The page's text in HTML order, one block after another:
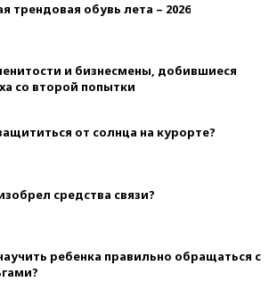
трендовая обувь лета – 2026
и бизнесмены, добившиеся
со второй попытки
от солнца на курорте?
средства связи?
ребенка правильно обращаться с